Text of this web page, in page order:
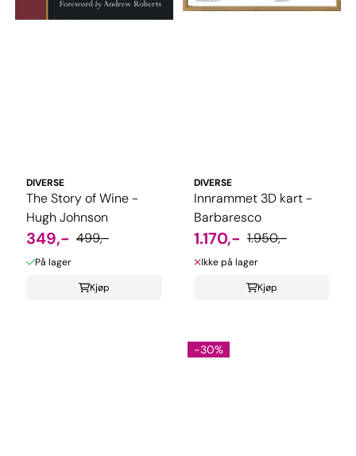
DIVERSE
The Story of Wine -
Hugh Johnson
349,- 499,-
På lager
Kjøp
DIVERSE
Innrammet 3D kart -
Barbaresco
1.170,- 1.950,-
Ikke på lager
Kjøp
-30%